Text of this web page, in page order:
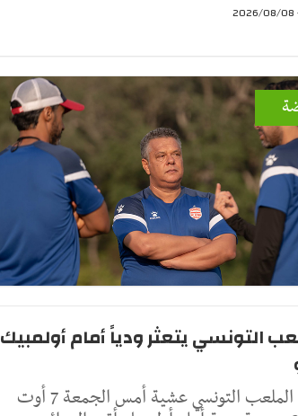
التونسي يتعثر ودياً أمام أولمبيك
تكبّد الملعب التونسي عشية أمس الجمعة 7 أوت